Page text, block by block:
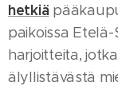
hetkiä
paikoissa
harjoitteita,
älyllistävästä